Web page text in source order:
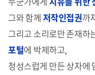
그와 함께 저작인접권까
그리고 소리로만 존재하
포털에 박제하고,
정성스럽게 만든 상자에